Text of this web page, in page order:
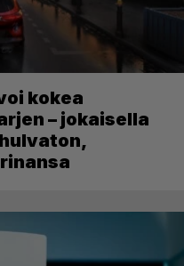
kokea
– jokaisella